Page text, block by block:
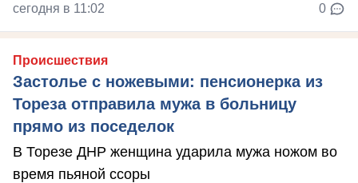
сегодня в 11:02 0
Происшествия
Застолье с ножевыми: пенсионерка из
Тореза отправила мужа в больницу
прямо из поседелок
В Торезе ДНР женщина ударила мужа ножом во
время пьяной ссоры